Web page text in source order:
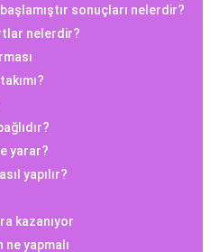
sonuçları nelerdir?
nelerdir?
yarar?
yapılır?
kazanıyor
yapmalı